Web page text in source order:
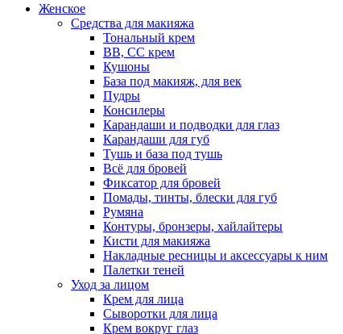
Женское
Средства для макияжа
Тональный крем
BB, CC крем
Кушоны
База под макияж, для век
Пудры
Консилеры
Карандаши и подводки для глаз
Карандаши для губ
Тушь и база под тушь
Всё для бровей
Фиксатор для бровей
Помады, тинты, блески для губ
Румяна
Контуры, бронзеры, хайлайтеры
Кисти для макияжа
Накладные ресницы и аксессуары к ним
Палетки теней
Уход за лицом
Крем для лица
Сыворотки для лица
Крем вокруг глаз